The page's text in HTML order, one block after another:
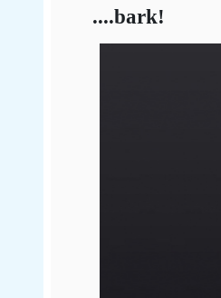
....bark!